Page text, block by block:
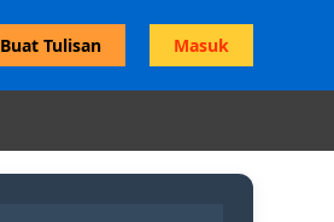
Masuk
Buat Tulisan